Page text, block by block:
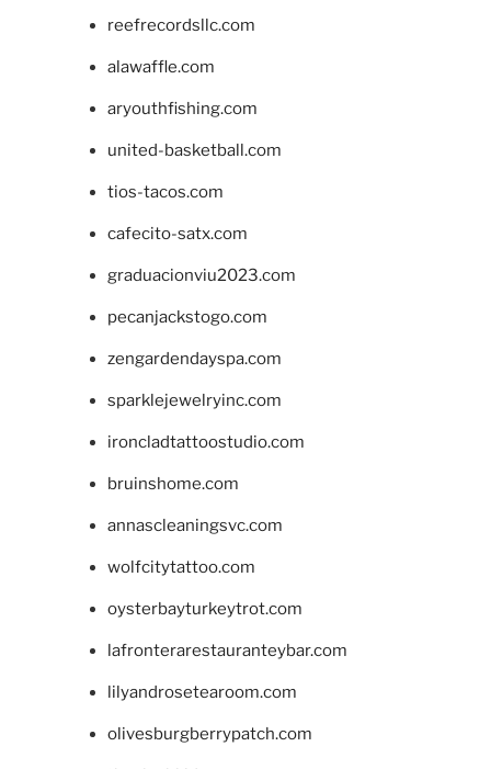
reefrecordsllc.com
alawaffle.com
aryouthfishing.com
united-basketball.com
tios-tacos.com
cafecito-satx.com
graduacionviu2023.com
pecanjackstogo.com
zengardendayspa.com
sparklejewelryinc.com
ironcladtattoostudio.com
bruinshome.com
annascleaningsvc.com
wolfcitytattoo.com
oysterbayturkeytrot.com
lafronterarestauranteybar.com
lilyandrosetearoom.com
olivesburgberrypatch.com